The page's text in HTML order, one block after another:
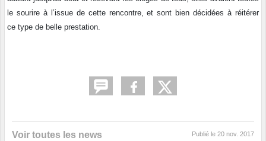
le sourire à l’issue de cette rencontre, et sont bien décidées à réitérer
ce type de belle prestation.
Voir toutes les news Publié le 20 nov. 2017